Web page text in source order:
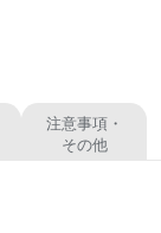
注意事項・
その他